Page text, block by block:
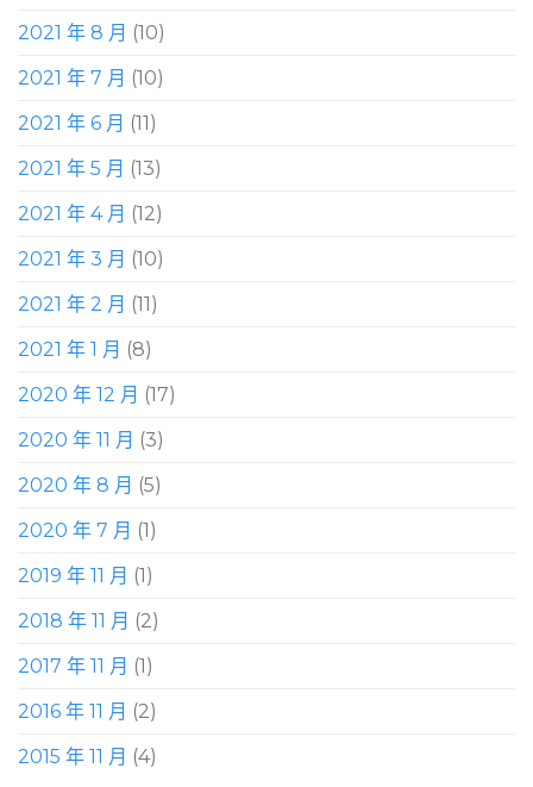
2021 年 8 月 (10)
2021 年 7 月 (10)
2021 年 6 月 (11)
2021 年 5 月 (13)
2021 年 4 月 (12)
2021 年 3 月 (10)
2021 年 2 月 (11)
2021 年 1 月 (8)
2020 年 12 月 (17)
2020 年 11 月 (3)
2020 年 8 月 (5)
2020 年 7 月 (1)
2019 年 11 月 (1)
2018 年 11 月 (2)
2017 年 11 月 (1)
2016 年 11 月 (2)
2015 年 11 月 (4)